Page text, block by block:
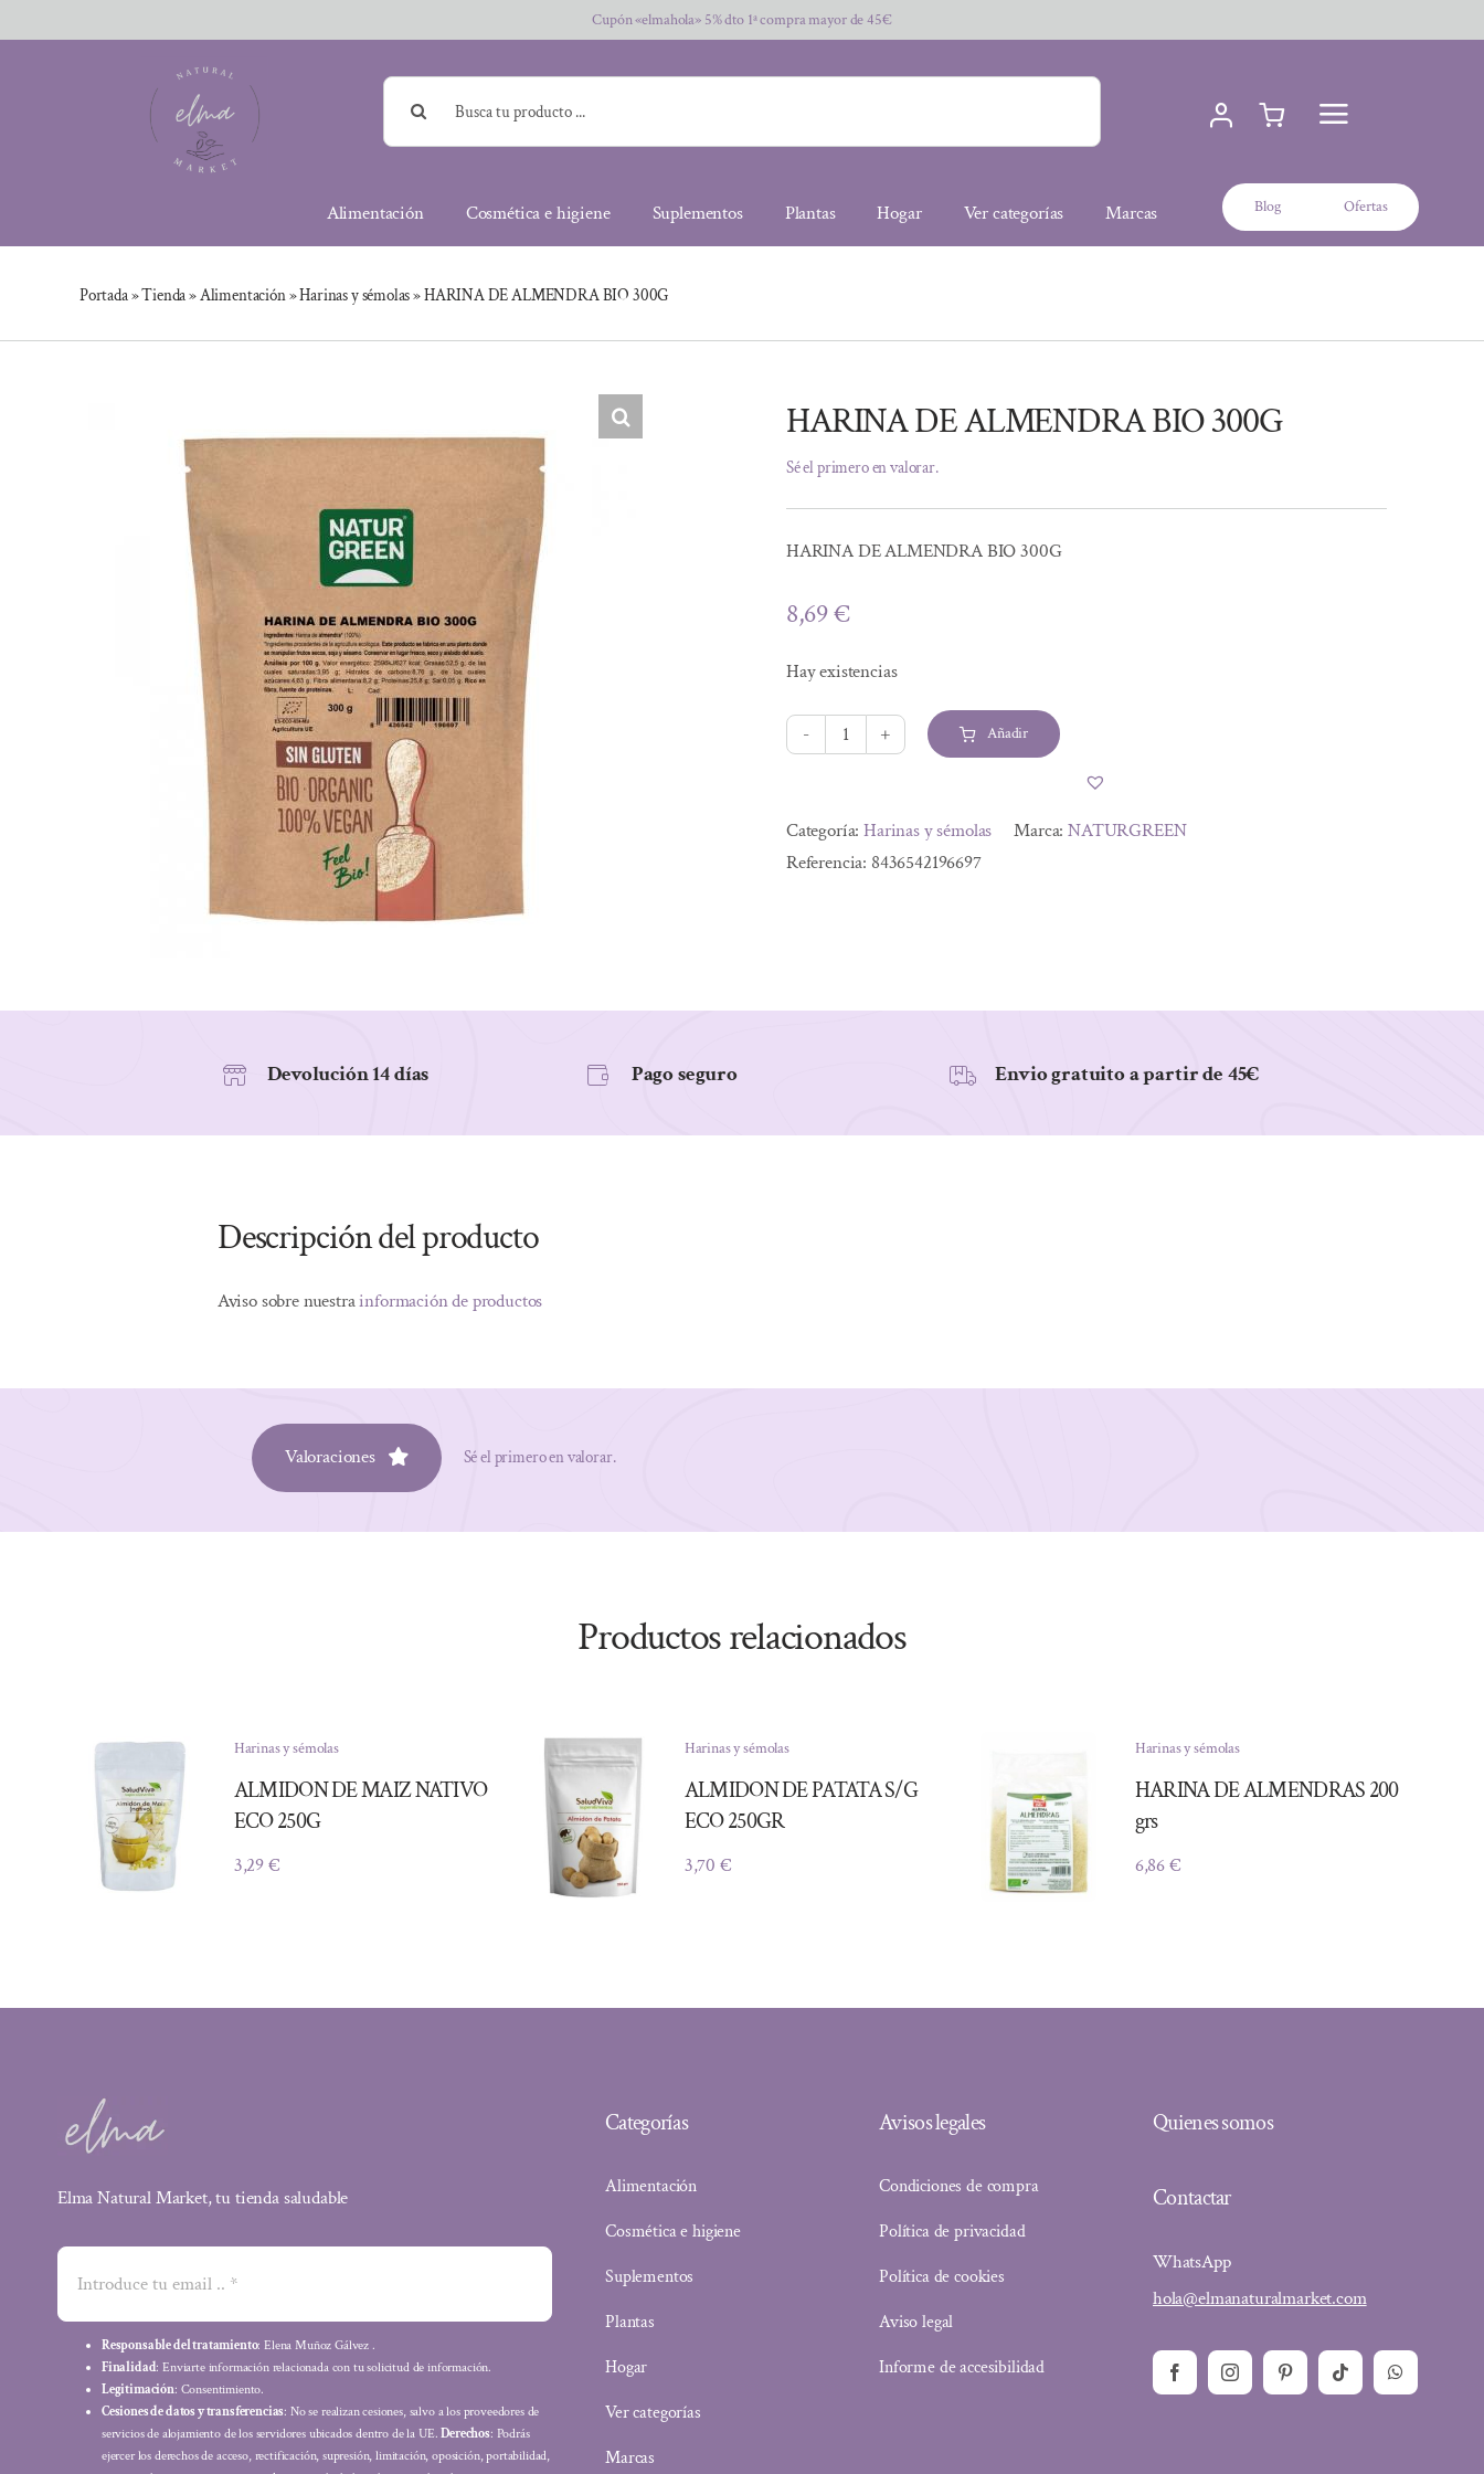
al
Cupón «elmahola» 5% dto 1ª compra mayor de 45€
Buscar:
Alimentación Cosmética e higiene Suplementos Plantas Hogar Ver categorías Marcas Blog Ofertas
Portada»Tienda»Alimentación»Harinas y sémolas»HARINA DE ALMENDRA BIO 300G
HARINA DE ALMENDRA BIO 300G
Sé el primero en valorar.
HARINA DE ALMENDRA BIO 300G
8,69€
Hay existencias
HARINA
BIO
300G
Añadir
Categoría:Harinas y sémolas Marca:NATURGREEN
Referencia: 8436542196697
Devolución 14 días Pago seguro Envio gratuito a partir de 45€
Descripción del producto
Aviso sobre nuestrainformación de productos
Valoraciones Sé el primero en valorar.
Productos relacionados
Harinas y sémolas
ALMIDON DE MAIZ NATIVO
ECO 250G
3,29€
Harinas y sémolas
ALMIDON DE PATATA S/G
ECO 250GR
3,70 €
Harinas y sémolas
HARINA DE ALMENDRAS 200
grs
6,86€
Elma Natural Market, tu tienda saludable
Responsable del tratamiento: Elena Muñoz Gálvez .
Finalidad: Enviarte información relacionada con tu solicitud de información.
Legitimación: Consentimiento.
Cesiones de datos y transferencias: No se realizan cesiones, salvo a los proveedores de
servicios de alojamiento de los servidores ubicados dentro de la UE.Derechos: Podrás
ejercer los derechos de acceso, rectificación, supresión, limitación, oposición, portabilidad,
Categorías
Alimentación
Cosmética e higiene
Suplementos
Plantas
Hogar
Ver categorías
Marcas
Avisos legales
Condiciones de compra
Política de privacidad
Política de cookies
Aviso legal
Informe de accesibilidad
Quienes somos
Contactar
WhatsApp
hola@elmanaturalmarket.com